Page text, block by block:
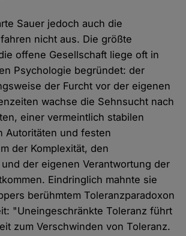
Sauer jedoch auch die
nicht aus. Die größte
offene Gesellschaft liege oft in
Psychologie begründet: der
der Furcht vor der eigenen
wachse die Sehnsucht nach
einer vermeintlich stabilen
Autoritäten und festen
der Komplexität, den
der eigenen Verantwortung der
Eindringlich mahnte sie
berühmtem Toleranzparadoxon
"Uneingeschränkte Toleranz führt
zum Verschwinden von Toleranz.